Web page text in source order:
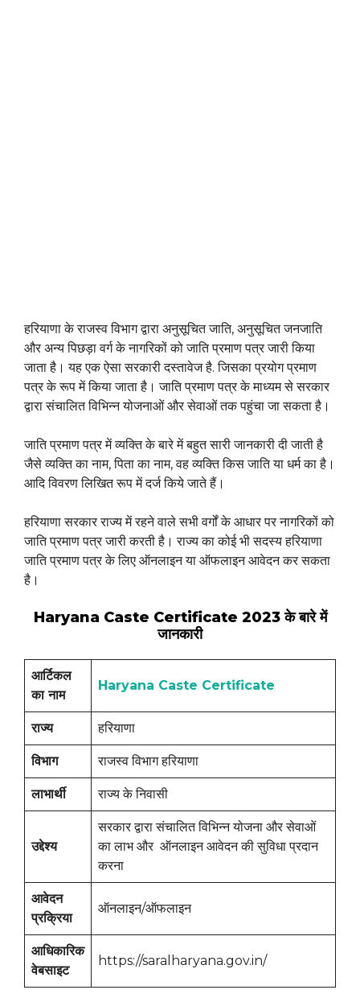
हरियाणा के राजस्व विभाग द्वारा अनुसूचित जाति, अनुसूचित जनजाति
और अन्य पिछड़ा वर्ग के नागरिकों को जाति प्रमाण पत्र जारी किया
जाता है। यह एक ऐसा सरकारी दस्तावेज है. जिसका प्रयोग प्रमाण
पत्र के रूप में किया जाता है। जाति प्रमाण पत्र के माध्यम से सरकार
द्वारा संचालित विभिन्न योजनाओं और सेवाओं तक पहुंचा जा सकता है।
जाति प्रमाण पत्र में व्यक्ति के बारे में बहुत सारी जानकारी दी जाती है
जैसे व्यक्ति का नाम, पिता का नाम, वह व्यक्ति किस जाति या धर्म का है।
आदि विवरण लिखित रूप में दर्ज किये जाते हैं।
हरियाणा सरकार राज्य में रहने वाले सभी वर्गों के आधार पर नागरिकों को
जाति प्रमाण पत्र जारी करती है। राज्य का कोई भी सदस्य हरियाणा
जाति प्रमाण पत्र के लिए ऑनलाइन या ऑफलाइन आवेदन कर सकता
है।
Haryana Caste Certificate 2023 के बारे में
जानकारी
आर्टिकल
का नाम
Haryana Caste Certificate
राज्य हरियाणा
विभाग राजस्व विभाग हरियाणा
लाभार्थी राज्य के निवासी
उद्देश्य
सरकार द्वारा संचालित विभिन्न योजना और सेवाओं
का लाभ और ऑनलाइन आवेदन की सुविधा प्रदान
करना
आवेदन
प्रक्रिया
ऑनलाइन/ऑफलाइन
आधिकारिक
वेबसाइट
https://saralharyana.gov.in/